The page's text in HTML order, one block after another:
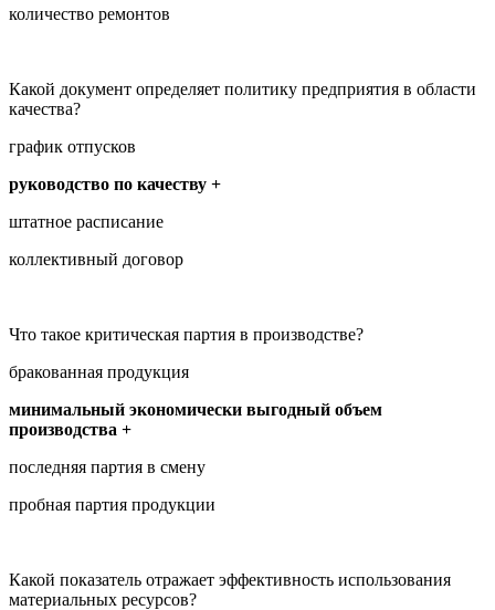
количество ремонтов
Какой документ определяет политику предприятия в области
качества?
график отпусков
руководство по качеству +
штатное расписание
коллективный договор
Что такое критическая партия в производстве?
бракованная продукция
минимальный экономически выгодный объем
производства +
последняя партия в смену
пробная партия продукции
Какой показатель отражает эффективность использования
материальных ресурсов?